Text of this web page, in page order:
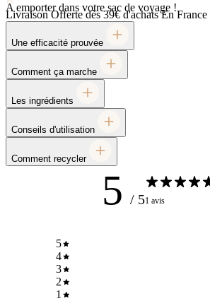
A emporter dans votre sac de voyage !
Livraison Offerte dès 39€ d'achats En
Une efficacité prouvée
Comment ça marche
Les ingrédients
Conseils d'utilisation
Comment recycler
5 / 51 avis
5
4
3
2
1